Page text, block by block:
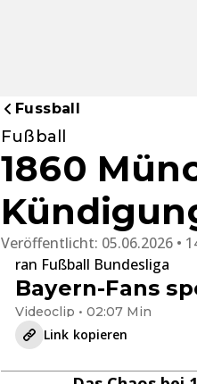
Fussball
Fußball
1860
Veröffentlicht: 05.06.2026 •
ran Fußball Bundesliga
Bayern-Fans
Videoclip • 02:07 Min
Link kopieren